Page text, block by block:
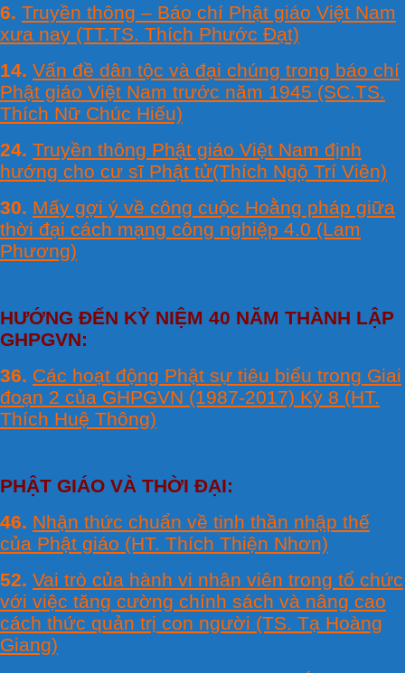
6. Truyền thông – Báo chí Phật giáo Việt Nam
xưa nay (TT.TS. Thích Phước Đạt)
14. Vấn đề dân tộc và đại chúng trong báo chí
Phật giáo Việt Nam trước năm 1945 (SC.TS.
Thích Nữ Chúc Hiếu)
24. Truyền thông Phật giáo Việt Nam định
hướng cho cư sĩ Phật tử(Thích Ngộ Trí Viên)
30. Mấy gợi ý về công cuộc Hoằng pháp giữa
thời đại cách mạng công nghiệp 4.0 (Lam
Phương)
HƯỚNG ĐẾN KỶ NIỆM 40 NĂM THÀNH LẬP
GHPGVN:
36. Các hoạt động Phật sự tiêu biểu trong Giai
đoạn 2 của GHPGVN (1987-2017) Kỳ 8 (HT.
Thích Huệ Thông)
PHẬT GIÁO VÀ THỜI ĐẠI:
46. Nhận thức chuẩn về tinh thần nhập thế
của Phật giáo (HT. Thích Thiện Nhơn)
52. Vai trò của hành vi nhân viên trong tổ chức
với việc tăng cường chính sách và nâng cao
cách thức quản trị con người (TS. Tạ Hoàng
Giang)